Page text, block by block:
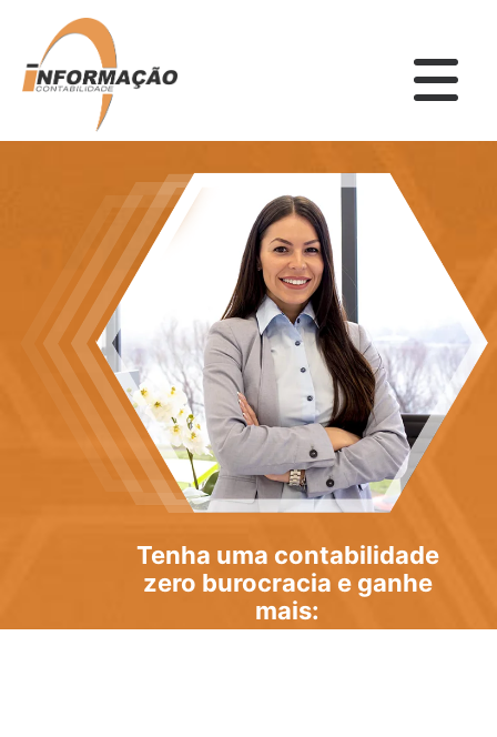
Tenha uma contabilidade
zero burocracia e ganhe
mais: